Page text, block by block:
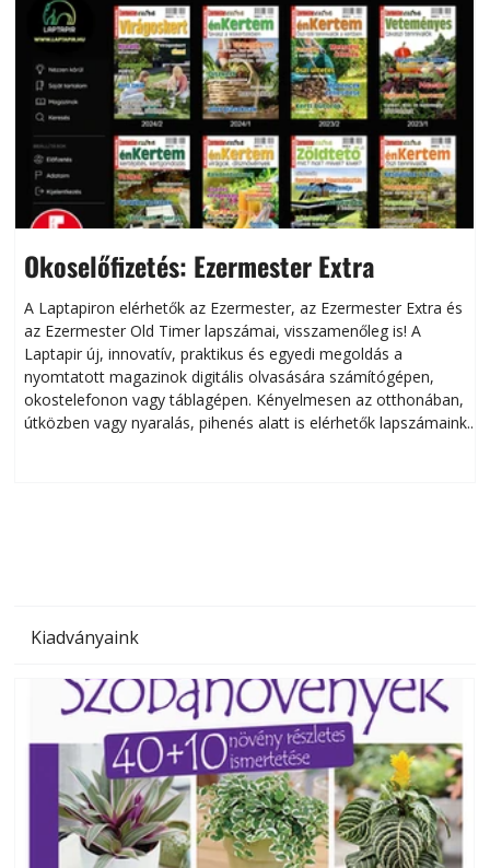
Okoselőfizetés: Ezermester Extra
A Laptapiron elérhetők az Ezermester, az Ezermester Extra és
az Ezermester Old Timer lapszámai, visszamenőleg is! A
Laptapir új, innovatív, praktikus és egyedi megoldás a
nyomtatott magazinok digitális olvasására számítógépen,
okostelefonon vagy táblagépen. Kényelmesen az otthonában,
útközben vagy nyaralás, pihenés alatt is elérhetők lapszámaink.
Kiadványaink